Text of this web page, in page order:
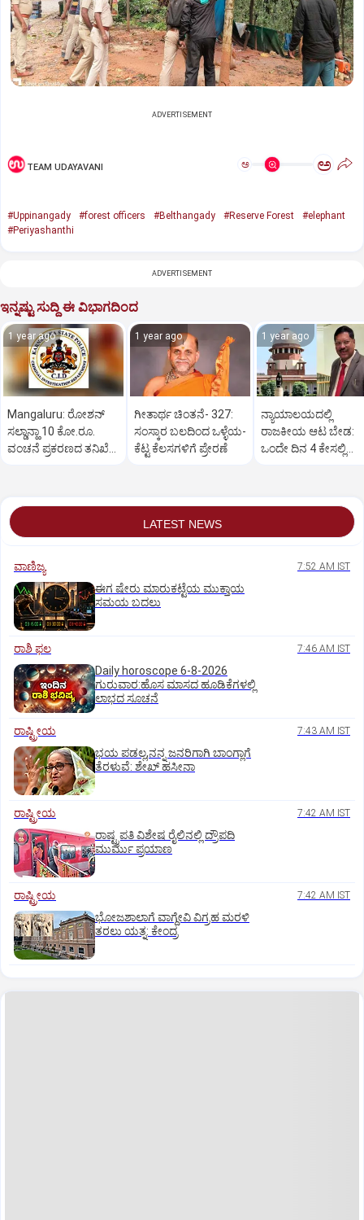
ADVERTISEMENT
TEAM UDAYAVANI ಅ ಅ
#Uppinangady #forest officers #Belthangady #Reserve Forest
#elephant
#Periyashanthi
ADVERTISEMENT
ಇನ್ನಷ್ಟು ಸುದ್ದಿ ಈ ವಿಭಾಗದಿಂದ
1 year ago
Mangaluru: ರೋಶನ್‌
ಸಲ್ಡಾನ್ಹಾ 10 ಕೋ.ರೂ.
ವಂಚನೆ ಪ್ರಕರಣದ ತನಿಖೆ
1 year ago
ಗೀತಾರ್ಥ ಚಿಂತನೆ- 327:
ಸಂಸ್ಕಾರ ಬಲದಿಂದ ಒಳ್ಳೆಯ-
ಕೆಟ್ಟ ಕೆಲಸಗಳಿಗೆ ಪ್ರೇರಣೆ
1 year ago
ನ್ಯಾಯಾಲಯದಲ್ಲಿ
ರಾಜಕೀಯ ಆಟ ಬೇಡ:
ಒಂದೇ ದಿನ 4 ಕೇಸಲ್ಲಿ
LATEST NEWS
ವಾಣಿಜ್ಯ 7:52 AM IST
ಈಗ ಷೇರು ಮಾರುಕಟ್ಟೆಯ ಮುಕ್ತಾಯ
ಸಮಯ ಬದಲು
ರಾಶಿ ಫಲ 7:46 AM IST
Daily horoscope 6-8-2026
ಗುರುವಾರ:ಹೊಸ ಮಾಸದ ಹೂಡಿಕೆಗಳಲ್ಲಿ
ಲಾಭದ ಸೂಚನೆ
ರಾಷ್ಟ್ರೀಯ 7:43 AM IST
ಭಯ ಪಡಲ್ಲ,ನನ್ನ ಜನರಿಗಾಗಿ ಬಾಂಗ್ಲಾಗೆ
ತೆರಳುವೆ: ಶೇಖ್‌ ಹಸೀನಾ
ರಾಷ್ಟ್ರೀಯ 7:42 AM IST
ರಾಷ್ಟ್ರಪತಿ ವಿಶೇಷ ರೈಲಿನಲ್ಲಿ ದ್ರೌಪದಿ
ಮುರ್ಮು ಪ್ರಯಾಣ
ರಾಷ್ಟ್ರೀಯ 7:42 AM IST
ಭೋಜಶಾಲಾಗೆ ವಾಗ್ದೇವಿ ವಿಗ್ರಹ ಮರಳಿ
ತರಲು ಯತ್ನ: ಕೇಂದ್ರ